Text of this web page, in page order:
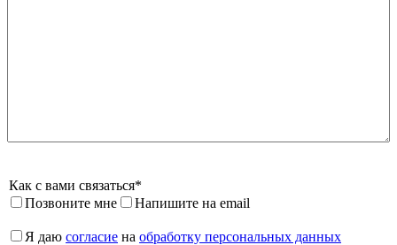
Как с вами связаться*
Позвоните мне
Напишите на email
Я даю согласие на обработку персональных данных